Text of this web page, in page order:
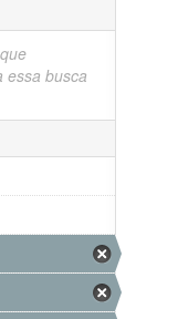
essa busca